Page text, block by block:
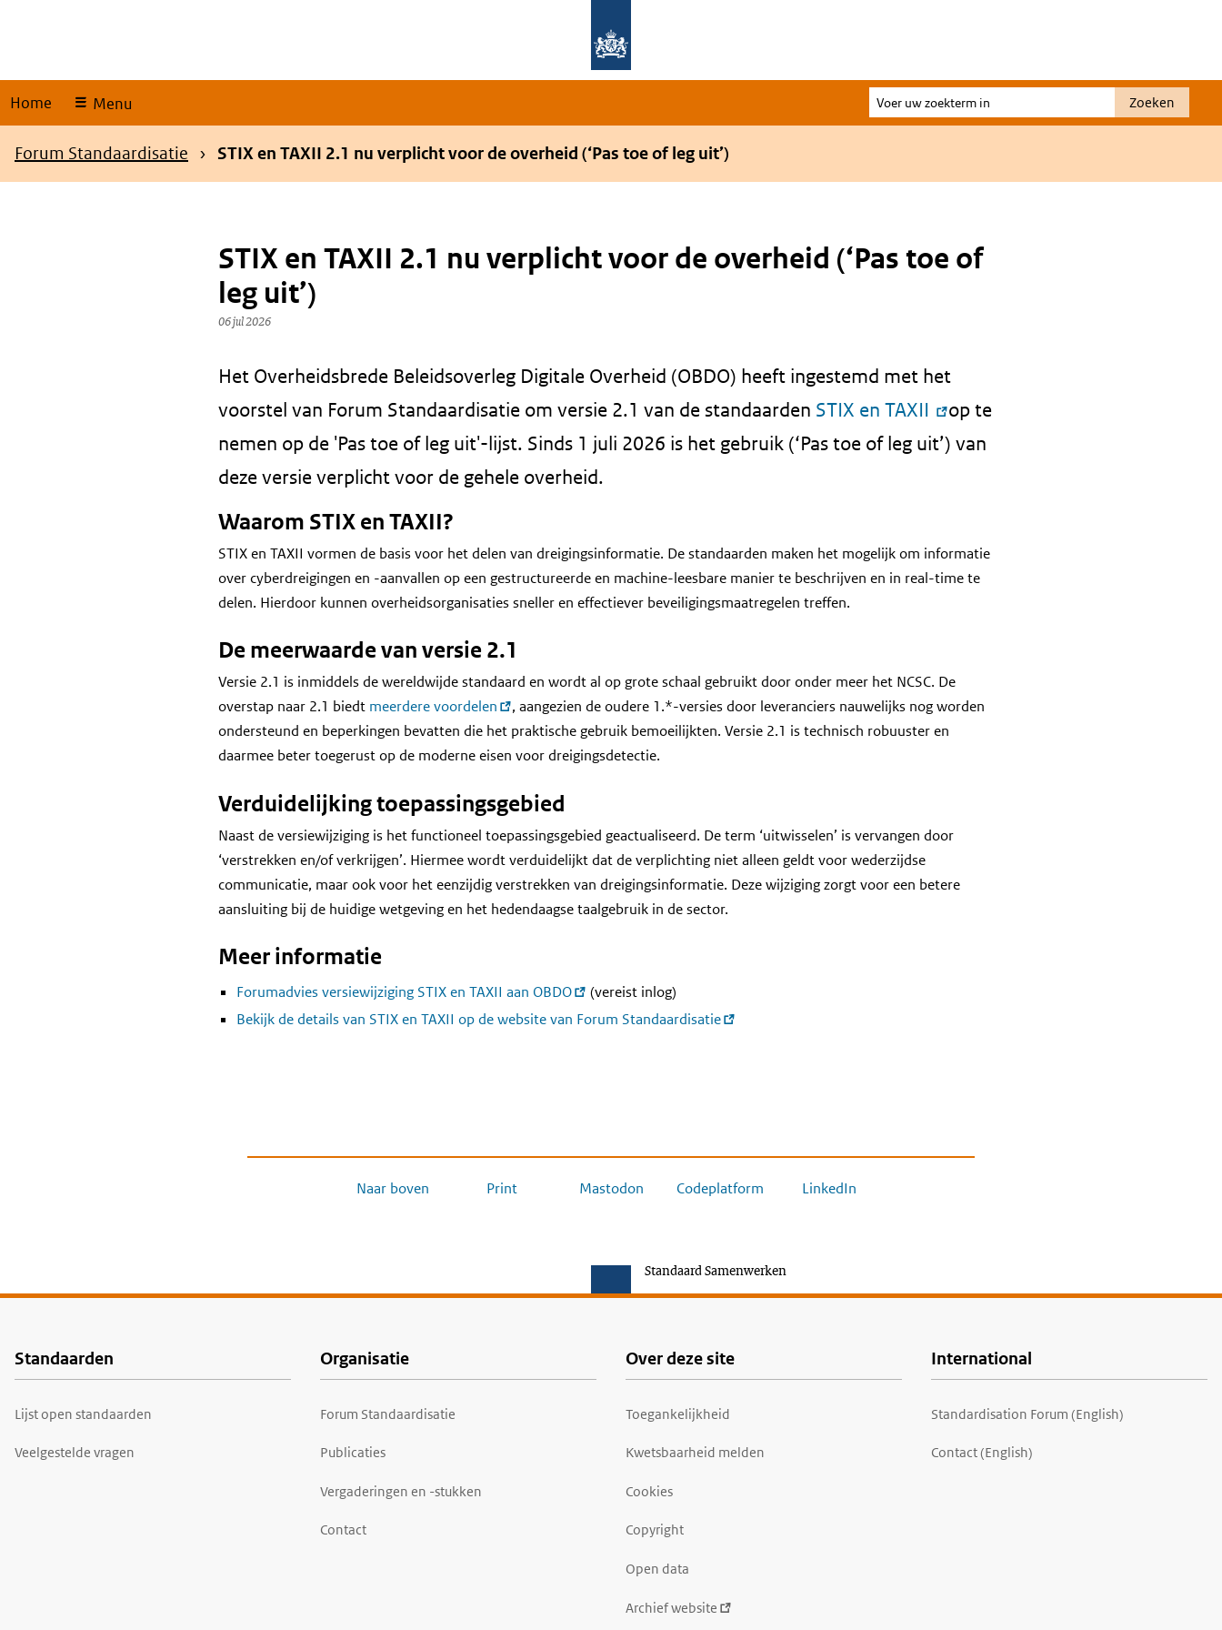
Home Menu
Voer
uw
Zoeken
Kruimelpad
Forum Standaardisatie STIX en TAXII 2.1 nu verplicht voor de overheid (‘Pas toe of leg uit’)
STIX en TAXII 2.1 nu verplicht voor de overheid (‘Pas toe of
leg uit’)
06 jul 2026
Het Overheidsbrede Beleidsoverleg Digitale Overheid (OBDO) heeft ingestemd met het
voorstel van Forum Standaardisatie om versie 2.1 van de standaarden STIX en TAXII
op te
nemen op de 'Pas toe of leg uit'-lijst. Sinds 1 juli 2026 is het gebruik (‘Pas toe of leg uit’) van
deze versie verplicht voor de gehele overheid.
Waarom STIX en TAXII?
STIX en TAXII vormen de basis voor het delen van dreigingsinformatie. De standaarden maken het mogelijk om informatie
over cyberdreigingen en -aanvallen op een gestructureerde en machine-leesbare manier te beschrijven en in real-time te
delen. Hierdoor kunnen overheidsorganisaties sneller en effectiever beveiligingsmaatregelen treffen.
De meerwaarde van versie 2.1
Versie 2.1 is inmiddels de wereldwijde standaard en wordt al op grote schaal gebruikt door onder meer het NCSC. De
overstap naar 2.1 biedt meerdere voordelen
, aangezien de oudere 1.*-versies door leveranciers nauwelijks nog worden
ondersteund en beperkingen bevatten die het praktische gebruik bemoeilijkten. Versie 2.1 is technisch robuuster en
daarmee beter toegerust op de moderne eisen voor dreigingsdetectie.
Verduidelijking toepassingsgebied
Naast de versiewijziging is het functioneel toepassingsgebied geactualiseerd. De term ‘uitwisselen’ is vervangen door
‘verstrekken en/of verkrijgen’. Hiermee wordt verduidelijkt dat de verplichting niet alleen geldt voor wederzijdse
communicatie, maar ook voor het eenzijdig verstrekken van dreigingsinformatie. Deze wijziging zorgt voor een betere
aansluiting bij de huidige wetgeving en het hedendaagse taalgebruik in de sector.
Meer informatie
Forumadvies versiewijziging STIX en TAXII aan OBDO
(vereist inlog)
Bekijk de details van STIX en TAXII op de website van Forum Standaardisatie
Naar boven Print Mastodon Codeplatform LinkedIn
Standaard Samenwerken
Voet
Standaarden
Lijst open standaarden
Veelgestelde vragen
Organisatie
Forum Standaardisatie
Publicaties
Vergaderingen en -stukken
Contact
Over deze site
Toegankelijkheid
Kwetsbaarheid melden
Cookies
Copyright
Open data
Archief website
International
Standardisation Forum (English)
Contact (English)